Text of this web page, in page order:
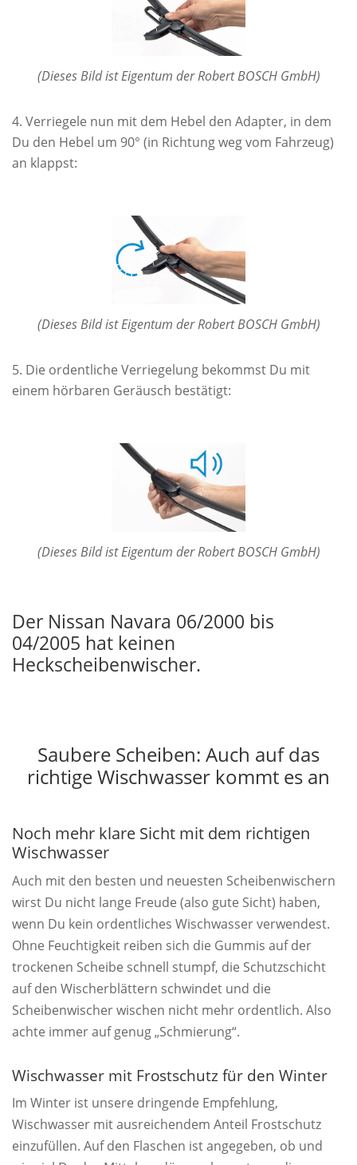
(Dieses Bild ist Eigentum der Robert BOSCH GmbH)
Verriegele nun mit dem Hebel den Adapter, in dem
Du den Hebel um 90° (in Richtung weg vom Fahrzeug)
an klappst:
(Dieses Bild ist Eigentum der Robert BOSCH GmbH)
Die ordentliche Verriegelung bekommst Du mit
einem hörbaren Geräusch bestätigt:
(Dieses Bild ist Eigentum der Robert BOSCH GmbH)
Der Nissan Navara 06/2000 bis
04/2005 hat keinen
Heckscheibenwischer.
Saubere Scheiben: Auch auf das
richtige Wischwasser kommt es an
Noch mehr klare Sicht mit dem richtigen
Wischwasser
Auch mit den besten und neuesten Scheibenwischern
wirst Du nicht lange Freude (also gute Sicht) haben,
wenn Du kein ordentliches Wischwasser verwendest.
Ohne Feuchtigkeit reiben sich die Gummis auf der
trockenen Scheibe schnell stumpf, die Schutzschicht
auf den Wischerblättern schwindet und die
Scheibenwischer wischen nicht mehr ordentlich. Also
achte immer auf genug „Schmierung“.
Wischwasser mit Frostschutz für den Winter
Im Winter ist unsere dringende Empfehlung,
Wischwasser mit ausreichendem Anteil Frostschutz
einzufüllen. Auf den Flaschen ist angegeben, ob und